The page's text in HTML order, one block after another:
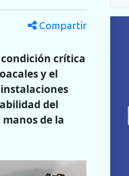
Compartir
crítica
y el
del
de la